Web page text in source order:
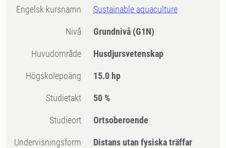
Engelsk kursnamn Sustainable aquaculture
Nivå Grundnivå (G1N)
Huvudområde Husdjursvetenskap
högskolepoäng 15.0 hp
Studietakt 50 %
Studieort Ortsoberoende
Undervisningsform Distans utan fysiska träffar